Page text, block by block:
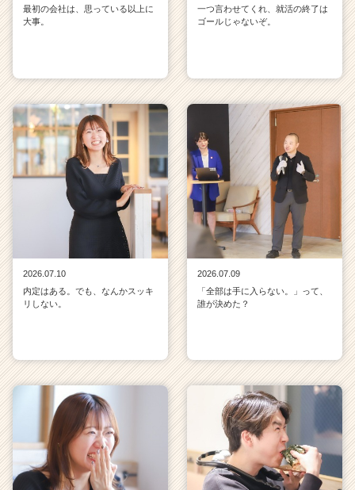
最初の会社は、思っている以上に
大事。
一つ言わせてくれ、就活の終了は
ゴールじゃないぞ。
2026.07.10
内定はある。でも、なんかスッキ
リしない。
2026.07.09
「全部は手に入らない。」って、
誰が決めた？